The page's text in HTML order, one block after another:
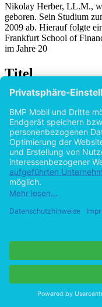
Nikolay Herber, LL.M.,
geboren. Sein Studium
2009 ab. Hierauf folgte
Frankfurt School of
im Jahre 20
Titel
Hybride
Steuerrecht:
DBA-USA
von Nikolay
©2011
Hilfe/FAQ
AGB
Copyright ©Imprint in
Open Publishing